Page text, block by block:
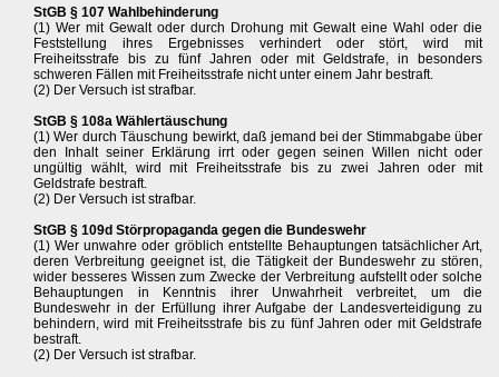
StGB § 107 Wahlbehinderung
(1) Wer mit Gewalt oder durch Drohung mit Gewalt eine Wahl oder die
Feststellung ihres Ergebnisses verhindert oder stört, wird mit
Freiheitsstrafe bis zu fünf Jahren oder mit Geldstrafe, in besonders
schweren Fällen mit Freiheitsstrafe nicht unter einem Jahr bestraft.
(2) Der Versuch ist strafbar.
StGB § 108a Wählertäuschung
(1) Wer durch Täuschung bewirkt, daß jemand bei der Stimmabgabe über
den Inhalt seiner Erklärung irrt oder gegen seinen Willen nicht oder
ungültig wählt, wird mit Freiheitsstrafe bis zu zwei Jahren oder mit
Geldstrafe bestraft.
(2) Der Versuch ist strafbar.
StGB § 109d Störpropaganda gegen die Bundeswehr
(1) Wer unwahre oder gröblich entstellte Behauptungen tatsächlicher Art,
deren Verbreitung geeignet ist, die Tätigkeit der Bundeswehr zu stören,
wider besseres Wissen zum Zwecke der Verbreitung aufstellt oder solche
Behauptungen in Kenntnis ihrer Unwahrheit verbreitet, um die
Bundeswehr in der Erfüllung ihrer Aufgabe der Landesverteidigung zu
behindern, wird mit Freiheitsstrafe bis zu fünf Jahren oder mit Geldstrafe
bestraft.
(2) Der Versuch ist strafbar.